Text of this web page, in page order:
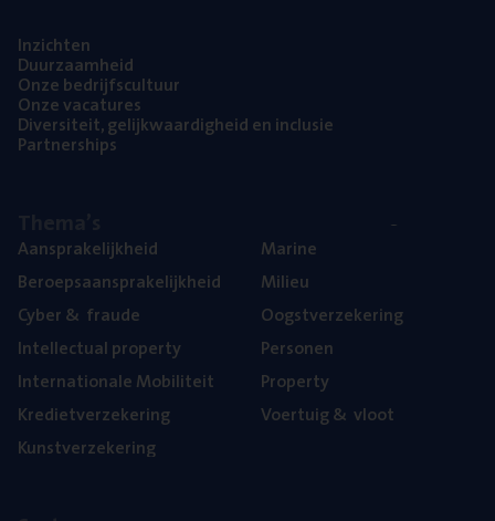
Inzich­ten
Duur­zaam­heid
Onze bedrijfs­cul­tuur
Onze vaca­tu­res
Diver­si­teit, gelijk­waar­dig­heid en inclusie
Part­ner­ships
Aan­spra­ke­lijk­heid
Beroeps­aan­spra­ke­lijk­heid
Cyber& fraude
Intel­lec­tu­al property
Inter­na­ti­o­na­le Mobiliteit
Kre­diet­ver­ze­ke­ring
Kunst­ver­ze­ke­ring
Mari­ne
Mili­eu
Oogst­ver­ze­ke­ring
Per­so­nen
Pro­per­ty
Voer­tuig& vloot